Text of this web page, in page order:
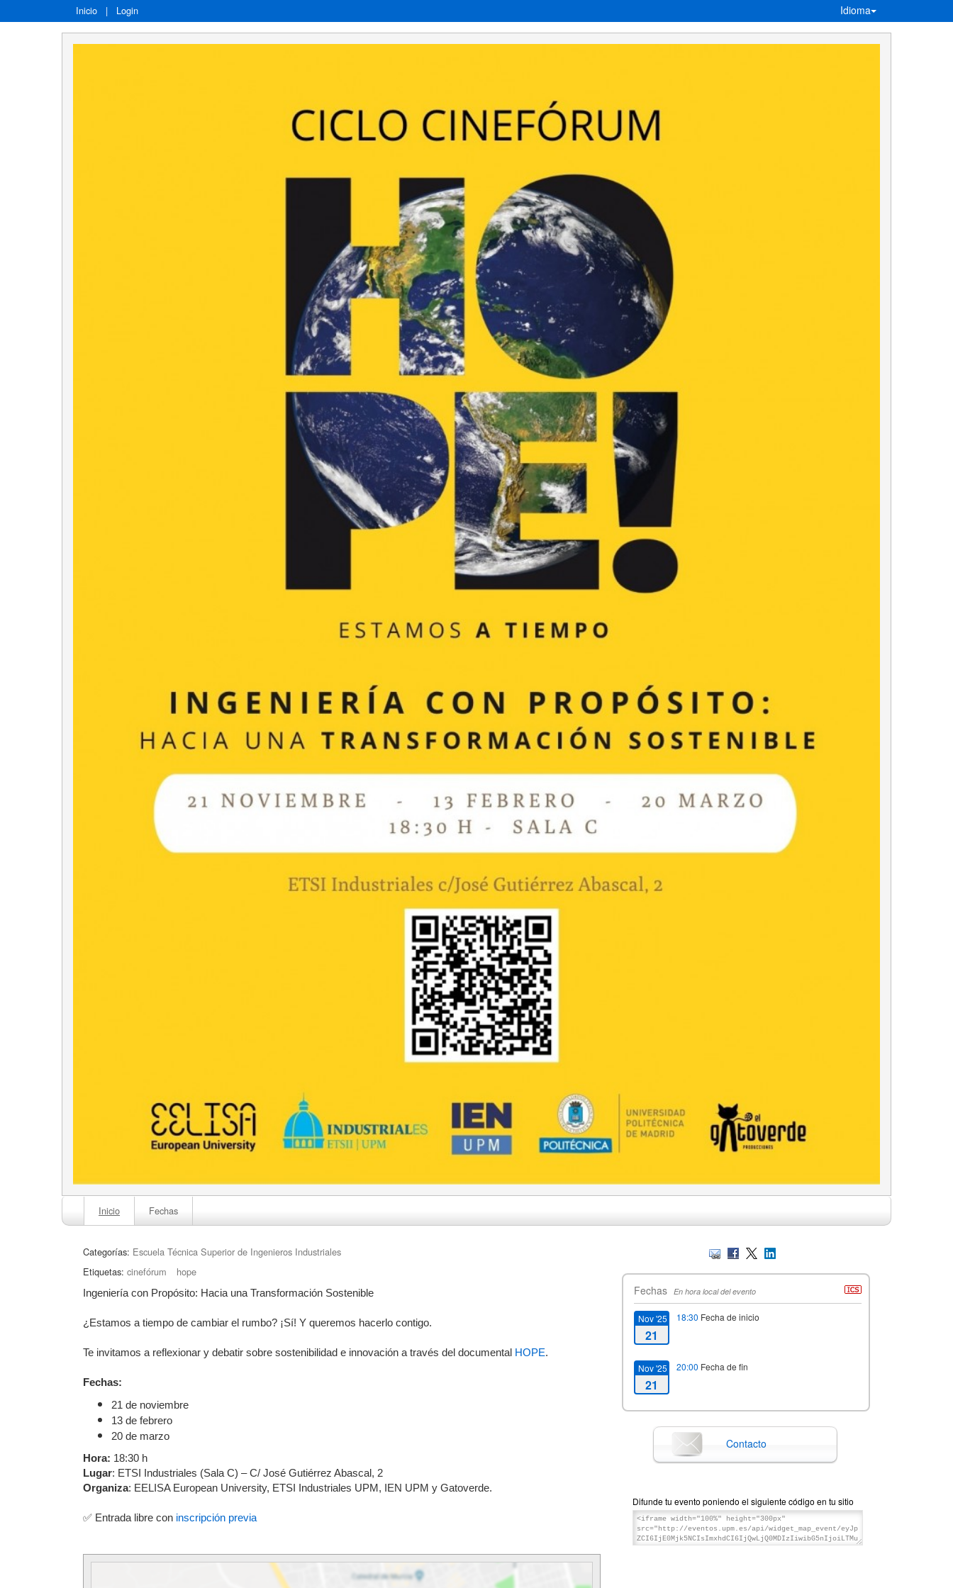
Inicio | Login Idioma
Inicio Fechas
Categorías: Escuela Técnica Superior de Ingenieros Industriales
Etiquetas: cinefórum hope
Ingeniería con Propósito: Hacia una Transformación Sostenible
¿Estamos a tiempo de cambiar el rumbo? ¡Sí! Y queremos hacerlo contigo.
Te invitamos a reflexionar y debatir sobre sostenibilidad e innovación a través del documental HOPE.
Fechas:
21 de noviembre
13 de febrero
20 de marzo
Hora: 18:30 h
Lugar: ETSI Industriales (Sala C) – C/ José Gutiérrez Abascal, 2
Organiza: EELISA European University, ETSI Industriales UPM, IEN UPM y Gatoverde.
✅ Entrada libre con inscripción previa
Fechas En hora local del evento
Nov '25
21
18:30 Fecha de inicio
Nov '25
21
20:00 Fecha de fin
Contacto
Difunde tu evento poniendo el siguiente código en tu sitio